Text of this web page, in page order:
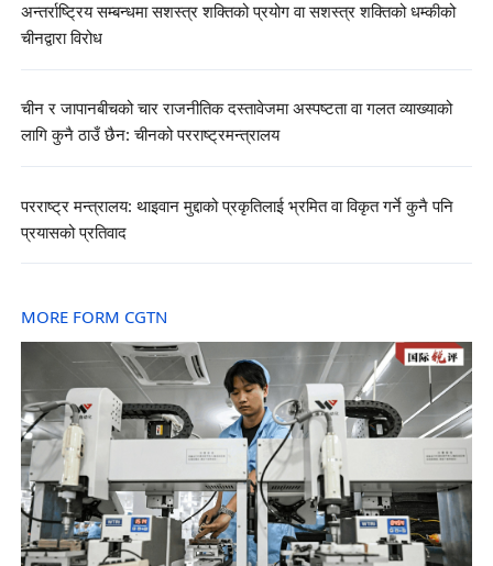
अन्तर्राष्ट्रिय सम्बन्धमा सशस्त्र शक्तिको प्रयोग वा सशस्त्र शक्तिको धम्कीको
चीनद्वारा विरोध
चीन र जापानबीचको चार राजनीतिक दस्तावेजमा अस्पष्टता वा गलत व्याख्याको
लागि कुनै ठाउँ छैन: चीनको परराष्ट्रमन्त्रालय
परराष्ट्र मन्त्रालय: थाइवान मुद्दाको प्रकृतिलाई भ्रमित वा विकृत गर्ने कुनै पनि
प्रयासको प्रतिवाद
MORE FORM CGTN